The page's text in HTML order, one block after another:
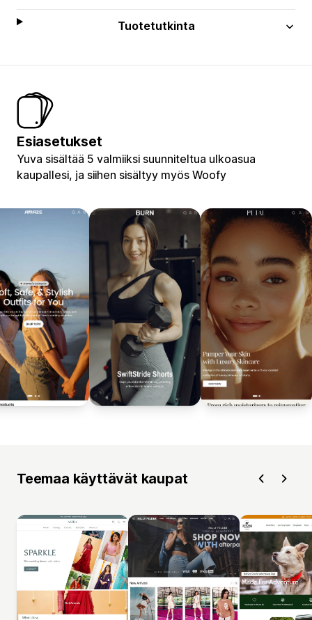
Tuotetutkinta
Esiasetukset
Yuva sisältää 5 valmiiksi suunniteltua ulkoasua
kaupallesi, ja siihen sisältyy myös Woofy
Teemaa käyttävät kaupat